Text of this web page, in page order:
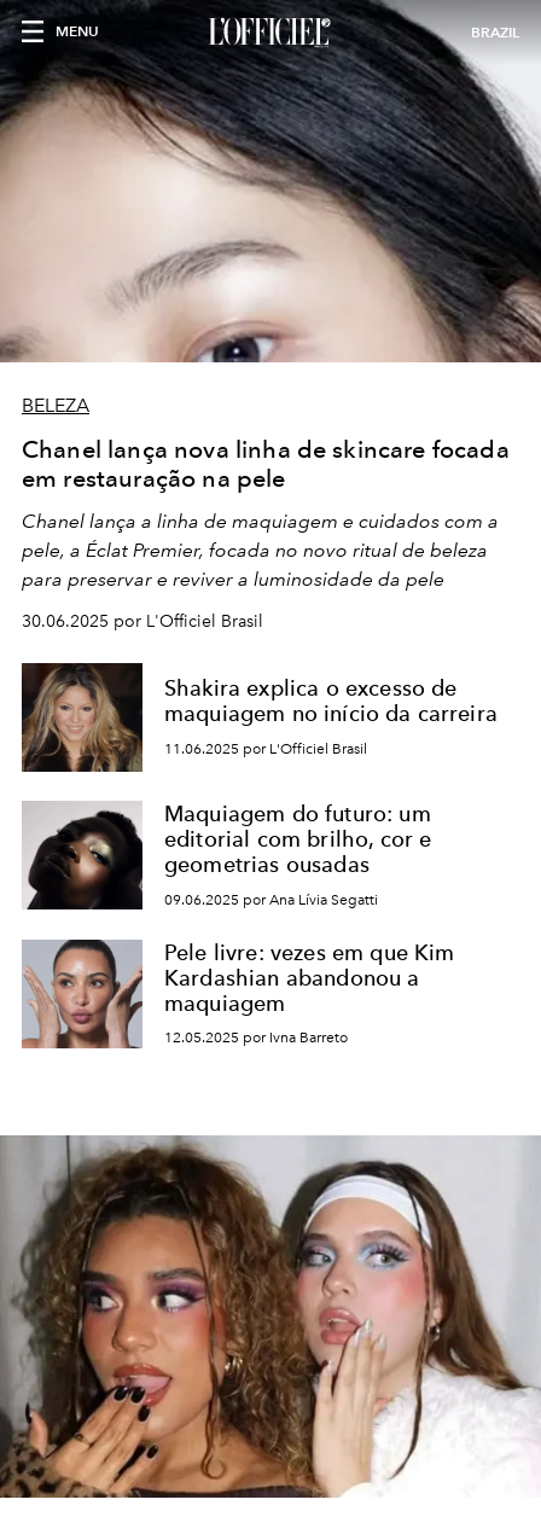
MENU BRAZIL
BELEZA
Chanel lança nova linha de skincare focada
em restauração na pele
Chanel lança a linha de maquiagem e cuidados com a
pele, a Éclat Premier, focada no novo ritual de beleza
para preservar e reviver a luminosidade da pele
30.06.2025 por L'Officiel Brasil
Shakira explica o excesso de
maquiagem no início da carreira
11.06.2025 por L'Officiel Brasil
Maquiagem do futuro: um
editorial com brilho, cor e
geometrias ousadas
09.06.2025 por Ana Lívia Segatti
Pele livre: vezes em que Kim
Kardashian abandonou a
maquiagem
12.05.2025 por Ivna Barreto